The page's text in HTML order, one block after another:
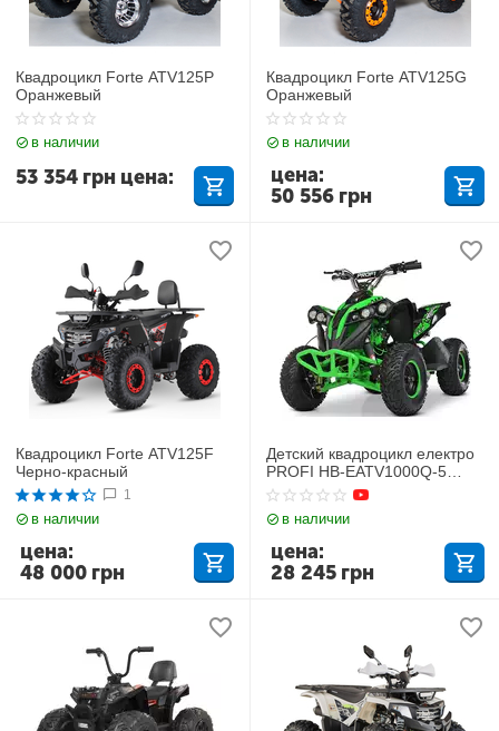
Квадроцикл Forte ATV125P
Оранжевый
в наличии
53 354 грн цена:
Квадроцикл Forte ATV125G
Оранжевый
в наличии
50 556 грн
цена:
Квадроцикл Forte ATV125F
Черно-красный
1
в наличии
48 000 грн
цена:
Детский квадроцикл електро
PROFI HB-EATV1000Q-5
(MP3)
в наличии
28 245 грн
цена: